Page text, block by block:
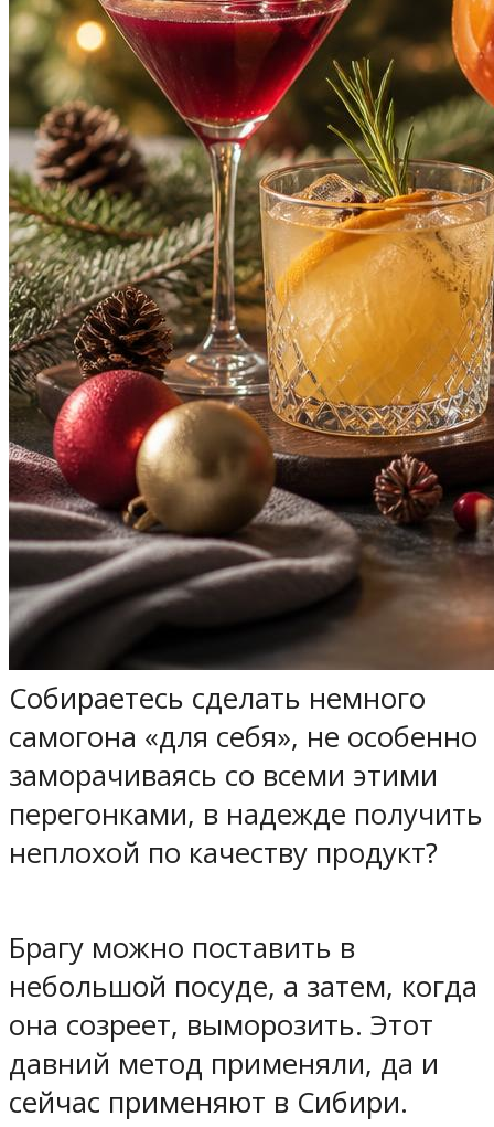
Собираетесь сделать немного
самогона «для себя», не особенно
заморачиваясь со всеми этими
перегонками, в надежде получить
неплохой по качеству продукт?
Брагу можно поставить в
небольшой посуде, а затем, когда
она созреет, выморозить. Этот
давний метод применяли, да и
сейчас применяют в Сибири.